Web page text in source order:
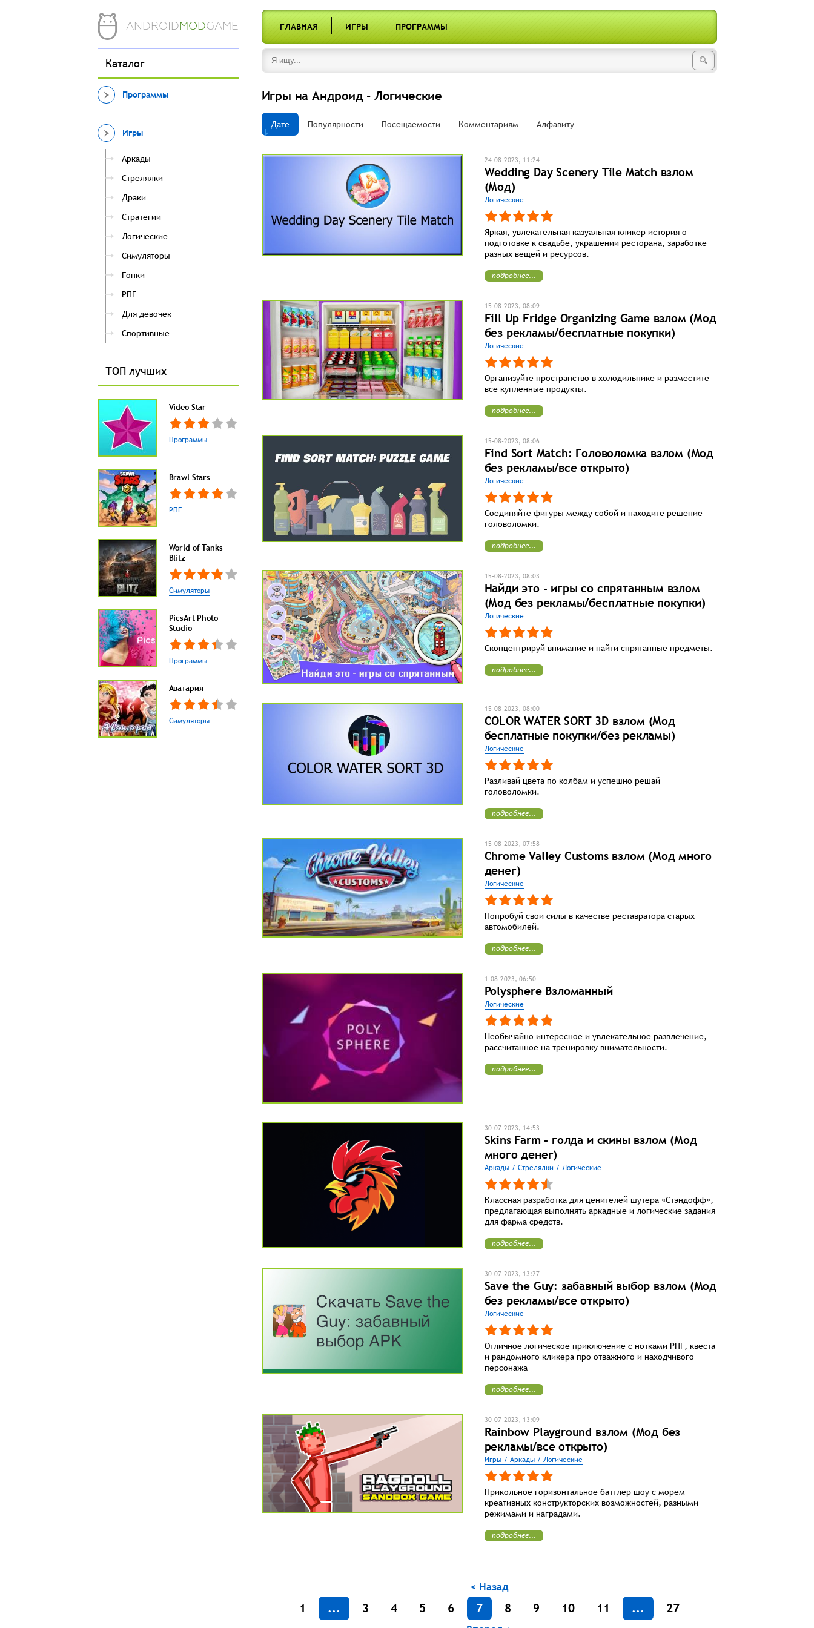
ANDROIDMODGAME ГЛАВНАЯ ИГРЫ ПРОГРАММЫ
Каталог
Программы
Игры
Аркады
Стрелялки
Драки
Стратегии
Логические
Симуляторы
Гонки
РПГ
Для девочек
Спортивные
ТОП лучших
Video Star
Программы
Brawl Stars
РПГ
World of Tanks
Blitz
Симуляторы
PicsArt Photo
Studio
Программы
Аватария
Симуляторы
Игры на Андроид - Логические
Дате Популярности Посещаемости Комментариям Алфавиту
24-08-2023, 11:24
Wedding Day Scenery Tile Match взлом
(Мод)
Логические
Яркая, увлекательная казуальная кликер история о
подготовке к свадьбе, украшении ресторана, заработке
разных вещей и ресурсов.
подробнее...
15-08-2023, 08:09
Fill Up Fridge Organizing Game взлом (Мод
без рекламы/бесплатные покупки)
Логические
Организуйте пространство в холодильнике и разместите
все купленные продукты.
подробнее...
15-08-2023, 08:06
Find Sort Match: Головоломка взлом (Мод
без рекламы/все открыто)
Логические
Соединяйте фигуры между собой и находите решение
головоломки.
подробнее...
15-08-2023, 08:03
Найди это - игры со спрятанным взлом
(Мод без рекламы/бесплатные покупки)
Логические
Сконцентрируй внимание и найти спрятанные предметы.
подробнее...
15-08-2023, 08:00
COLOR WATER SORT 3D взлом (Мод
бесплатные покупки/без рекламы)
Логические
Разливай цвета по колбам и успешно решай
головоломки.
подробнее...
15-08-2023, 07:58
Chrome Valley Customs взлом (Мод много
денег)
Логические
Попробуй свои силы в качестве реставратора старых
автомобилей.
подробнее...
1-08-2023, 06:50
Polysphere Взломанный
Логические
Необычайно интересное и увлекательное развлечение,
рассчитанное на тренировку внимательности.
подробнее...
30-07-2023, 14:53
Skins Farm - голда и скины взлом (Мод
много денег)
Аркады / Стрелялки / Логические
Классная разработка для ценителей шутера «Стэндофф»,
предлагающая выполнять аркадные и логические задания
для фарма средств.
подробнее...
30-07-2023, 13:27
Save the Guy: забавный выбор взлом (Мод
без рекламы/все открыто)
Логические
Отличное логическое приключение с нотками РПГ, квеста
и рандомного кликера про отважного и находчивого
персонажа
подробнее...
30-07-2023, 13:09
Rainbow Playground взлом (Мод без
рекламы/все открыто)
Игры / Аркады / Логические
Прикольное горизонтальное баттлер шоу с морем
креативных конструкторских возможностей, разными
режимами и наградами.
подробнее...
< Назад
1 ... 3 4 5 6 7 8 9 10 11 ... 27